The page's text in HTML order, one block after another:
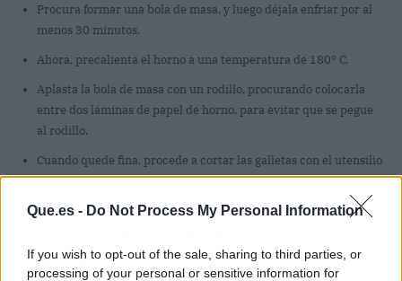
Que.es - Do Not Process My Personal Information
If you wish to opt-out of the sale, sharing to third parties, or
processing of your personal or sensitive information for
Procura formar una bola de masa, y luego déjala enfriar por al
menos 30 minutos.
Ahora, precalienta el horno a una temperatura de 180° C.
Aplasta la bola de masa con un rodillo, procurando colocarla
entre dos láminas de papel de horno, para evitar que se pegue
al rodillo.
Cuando quede fina, procede a cortar las galletas con el utensilio
de tu preferencia.
Coloca las galletas en el horno con su bandeja y el papel de
Déjalas enfriar en la rejilla, y listo.